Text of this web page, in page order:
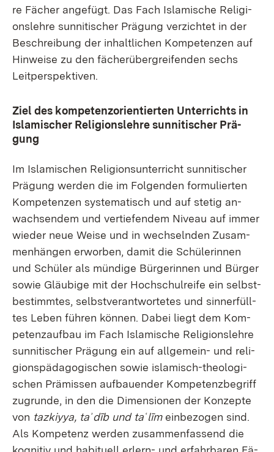
re Fä­cher an­ge­fügt. Das Fach Is­la­mi­sche Re­li­gi­
ons­leh­re sun­ni­ti­scher Prä­gung ver­zich­tet in der
Be­schrei­bung der in­halt­li­chen Kom­pe­ten­zen auf
Hin­wei­se zu den fä­cher­über­grei­fen­den sechs
Leit­per­spek­ti­ven.
Ziel des kom­pe­tenz­ori­en­tier­ten Un­ter­richts in
Is­la­mi­scher Re­li­gi­ons­leh­re sun­ni­ti­scher Prä­
gung
Im Is­la­mi­schen Re­li­gi­ons­un­ter­richt sun­ni­ti­scher
Prä­gung wer­den die im Fol­gen­den for­mu­lier­ten
Kom­pe­ten­zen sys­te­ma­tisch und auf ste­tig an­
wach­sen­dem und ver­tie­fen­dem Ni­veau auf im­mer
wie­der neue Wei­se und in wech­seln­den Zu­sam­
men­hän­gen er­wor­ben, da­mit die Schü­le­rin­nen
und Schü­ler als mün­di­ge Bür­ge­rin­nen und Bür­ger
so­wie Gläu­bi­ge mit der Hoch­schul­rei­fe ein selbst­
be­stimm­tes, selbst­ver­ant­wor­te­tes und sinn­erfüll­
tes Le­ben füh­ren kön­nen. Da­bei liegt dem Kom­
pe­tenz­auf­bau im Fach Is­la­mi­sche Re­li­gi­ons­leh­re
sun­ni­ti­scher Prä­gung ein auf all­ge­mein- und re­li­
gi­ons­päd­ago­gi­schen so­wie is­la­misch-theo­lo­gi­
schen Prä­mis­sen auf­bau­en­der Kom­pe­tenz­be­griff
zu­grun­de, in den die Di­men­sio­nen der Kon­zep­te
von taz­kiy­ya, taʾdīb und taʿlīmein­be­zo­gen sind.
Als Kom­pe­tenz wer­den zu­sam­men­fas­send die